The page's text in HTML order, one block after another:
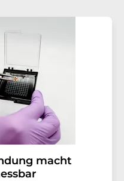
macht